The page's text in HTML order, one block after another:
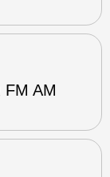
AM